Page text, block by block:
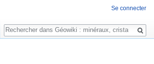
Se connecter
Rechercher